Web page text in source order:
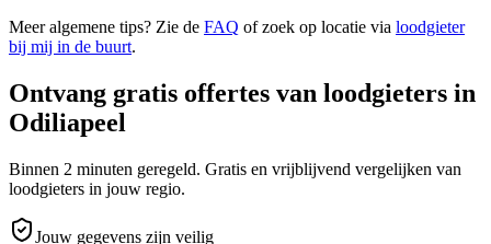
Meer algemene tips? Zie de FAQ of zoek op locatie via loodgieter
bij mij in de buurt.
Ontvang gratis offertes van loodgieters in
Odiliapeel
Binnen 2 minuten geregeld. Gratis en vrijblijvend vergelijken van
loodgieters in jouw regio.
Jouw gegevens zijn veilig